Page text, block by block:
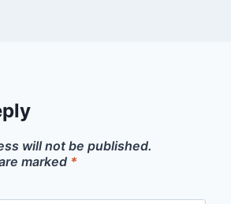
will not be published.
marked *